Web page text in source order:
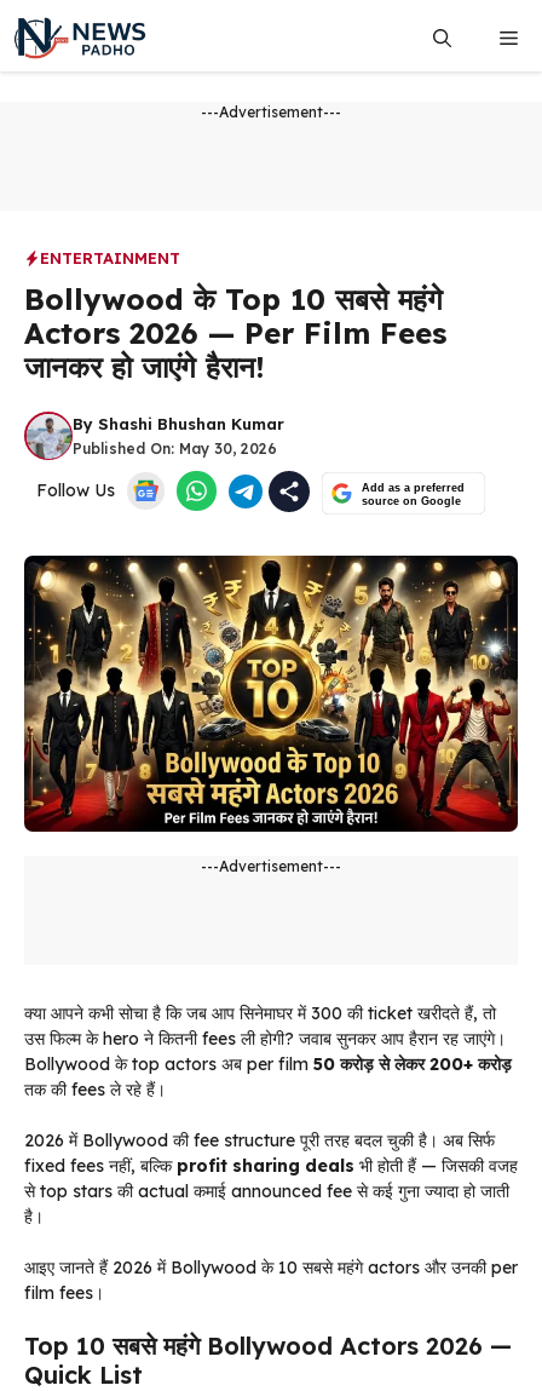
Skip
to
content
---Advertisement---
ENTERTAINMENT
Bollywood के Top 10 सबसे महंगे
Actors 2026 — Per Film Fees
जानकर हो जाएंगे हैरान!
By Shashi Bhushan Kumar
Published On: May 30, 2026
Follow Us
Add as a preferred
source on Google
---Advertisement---
क्या आपने कभी सोचा है कि जब आप सिनेमाघर में ₹300 की ticket खरीदते हैं, तो
उस फिल्म के hero ने कितनी fees ली होगी? जवाब सुनकर आप हैरान रह जाएंगे।
Bollywood के top actors अब per film ₹50 करोड़ से लेकर ₹200+ करोड़
तक की fees ले रहे हैं।
2026 में Bollywood की fee structure पूरी तरह बदल चुकी है। अब सिर्फ
fixed fees नहीं, बल्कि profit sharing deals भी होती हैं — जिसकी वजह
से top stars की actual कमाई announced fee से कई गुना ज्यादा हो जाती
है।
आइए जानते हैं 2026 में Bollywood के 10 सबसे महंगे actors और उनकी per
film fees।
Top 10 सबसे महंगे Bollywood Actors 2026 —
Quick List